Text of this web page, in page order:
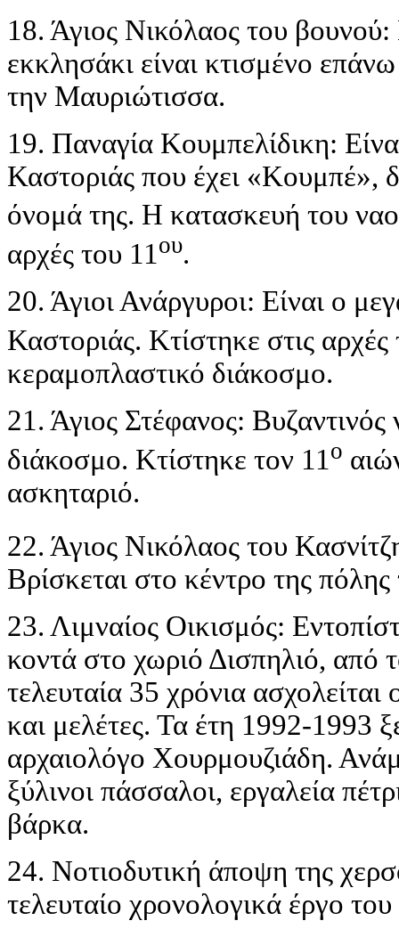
18. Άγιος Νικόλαος του
εκκλησάκι είναι κτισμένο
την Μαυριώτισσα.
19. Παναγία Κουμπελίδικη:
Καστοριάς που έχει «Κουμπέ»,
όνομά της. Η κατασκευή του
αρχές του 11 ου.
20. Άγιοι Ανάργυροι: Είναι ο
Καστοριάς. Κτίστηκε στις αρχές
κεραμοπλαστικό διάκοσμο.
21. Άγιος Στέφανος:
διάκοσμο. Κτίστηκε τον 11 ο
ασκηταριό.
22. Άγιος Νικόλαος του
Βρίσκεται στο κέντρο της
23. Λιμναίος Οικισμός:
κοντά στο χωριό Δισπηλιό,
τελευταία 35 χρόνια
και μελέτες. Τα έτη 1992-1993
αρχαιολόγο Χουρμουζιάδη.
ξύλινοι πάσσαλοι, εργαλεία
βάρκα.
24. Νοτιοδυτική άποψη της
τελευταίο χρονολογικά έργο